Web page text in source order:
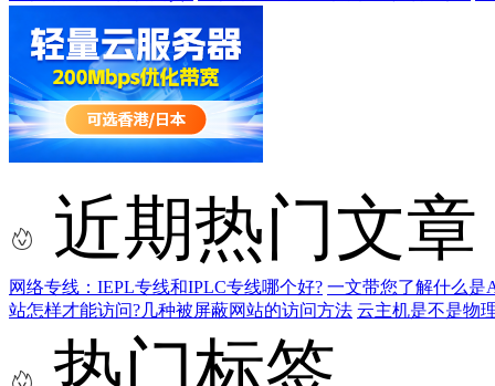
近期热门文章
网络专线：IEPL专线和IPLC专线哪个好? 一文带您了解什么是
站怎样才能访问?几种被屏蔽网站的访问方法 云主机是不是物